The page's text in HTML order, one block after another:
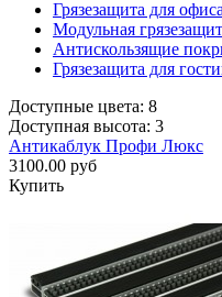
Грязезащита для
Модульная
Антискользящие
Грязезащита для
Доступные цвета: 8
Доступная высота: 3
Антикаблук Профи Люкс
3100.00 руб
Купить